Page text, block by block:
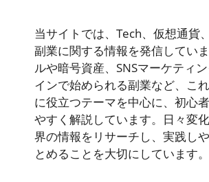
当サイトでは、Tech、仮想通貨、
副業に関する情報を発信してい
ルや暗号資産、SNSマーケティ
インで始められる副業など、こ
に役立つテーマを中心に、初心
やすく解説しています。日々変
界の情報をリサーチし、実践し
とめることを大切にしています。